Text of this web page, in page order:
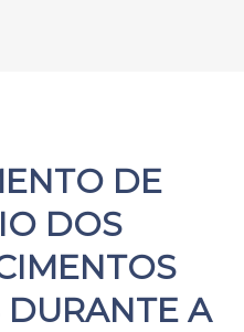
DE
DOS
DURANTE A